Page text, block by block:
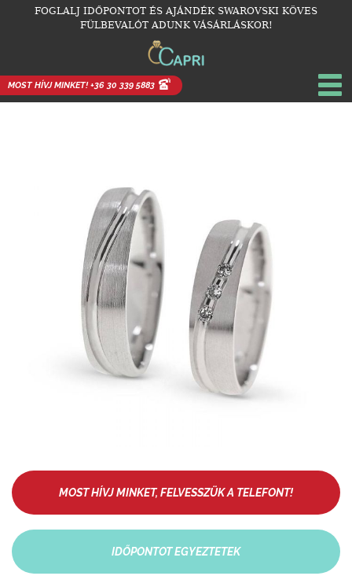
FOGLALJ IDŐPONTOT ÉS AJÁNDÉK SWAROVSKI KÖVES
FÜLBEVALÓT ADUNK VÁSÁRLÁSKOR!
MOST HÍVJ MINKET! +36 30 339 5883
MOST HÍVJ MINKET, FELVESSZÜK A TELEFONT!
IDŐPONTOT EGYEZTETEK